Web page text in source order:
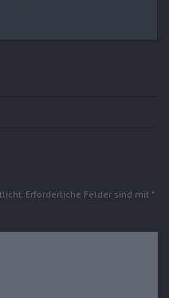
Erforderliche Felder sind mit *